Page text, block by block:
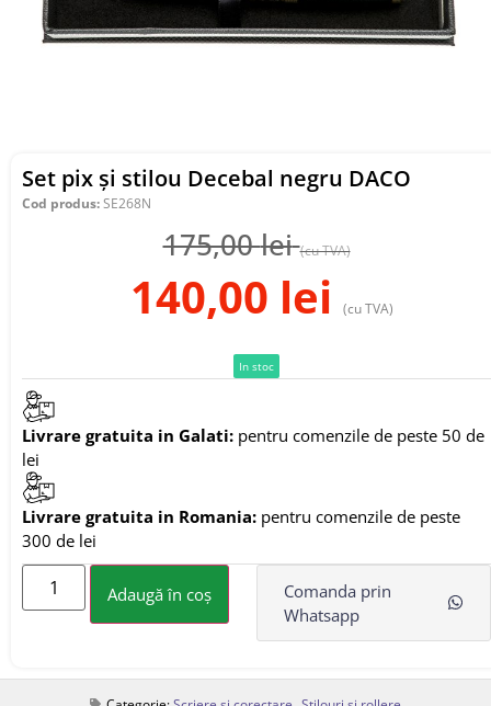
Set pix și stilou Decebal negru DACO
Cod produs:SE268N
175,00lei (cu TVA)
140,00 lei (cu TVA)
In stoc
Livrare gratuita in Galati: pentru comenzile de peste 50 de
lei
Livrare gratuita in Romania: pentru comenzile de peste
300 de lei
Adaugă în coș
Comanda prin
Whatsapp